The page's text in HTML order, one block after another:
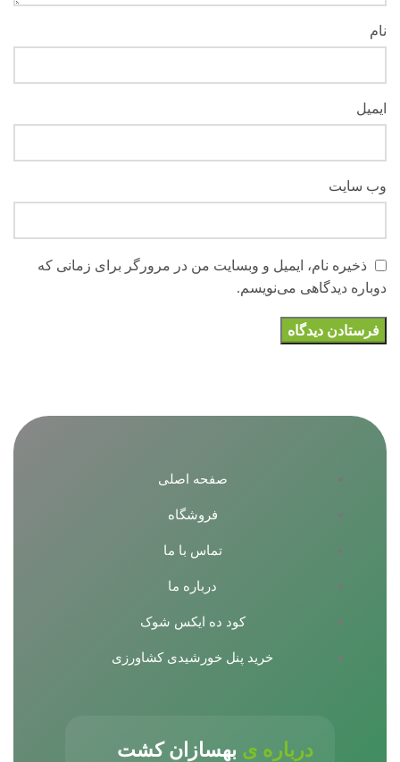
نام
ایمیل
وب‌ سایت
ذخیره نام، ایمیل و وبسایت من در مرورگر برای زمانی که
دوباره دیدگاهی می‌نویسم.
صفحه اصلی
فروشگاه
تماس با ما
درباره ما
کود ده ایکس شوک
خرید پنل خورشیدی کشاورزی
درباره ی بهسازان کشت